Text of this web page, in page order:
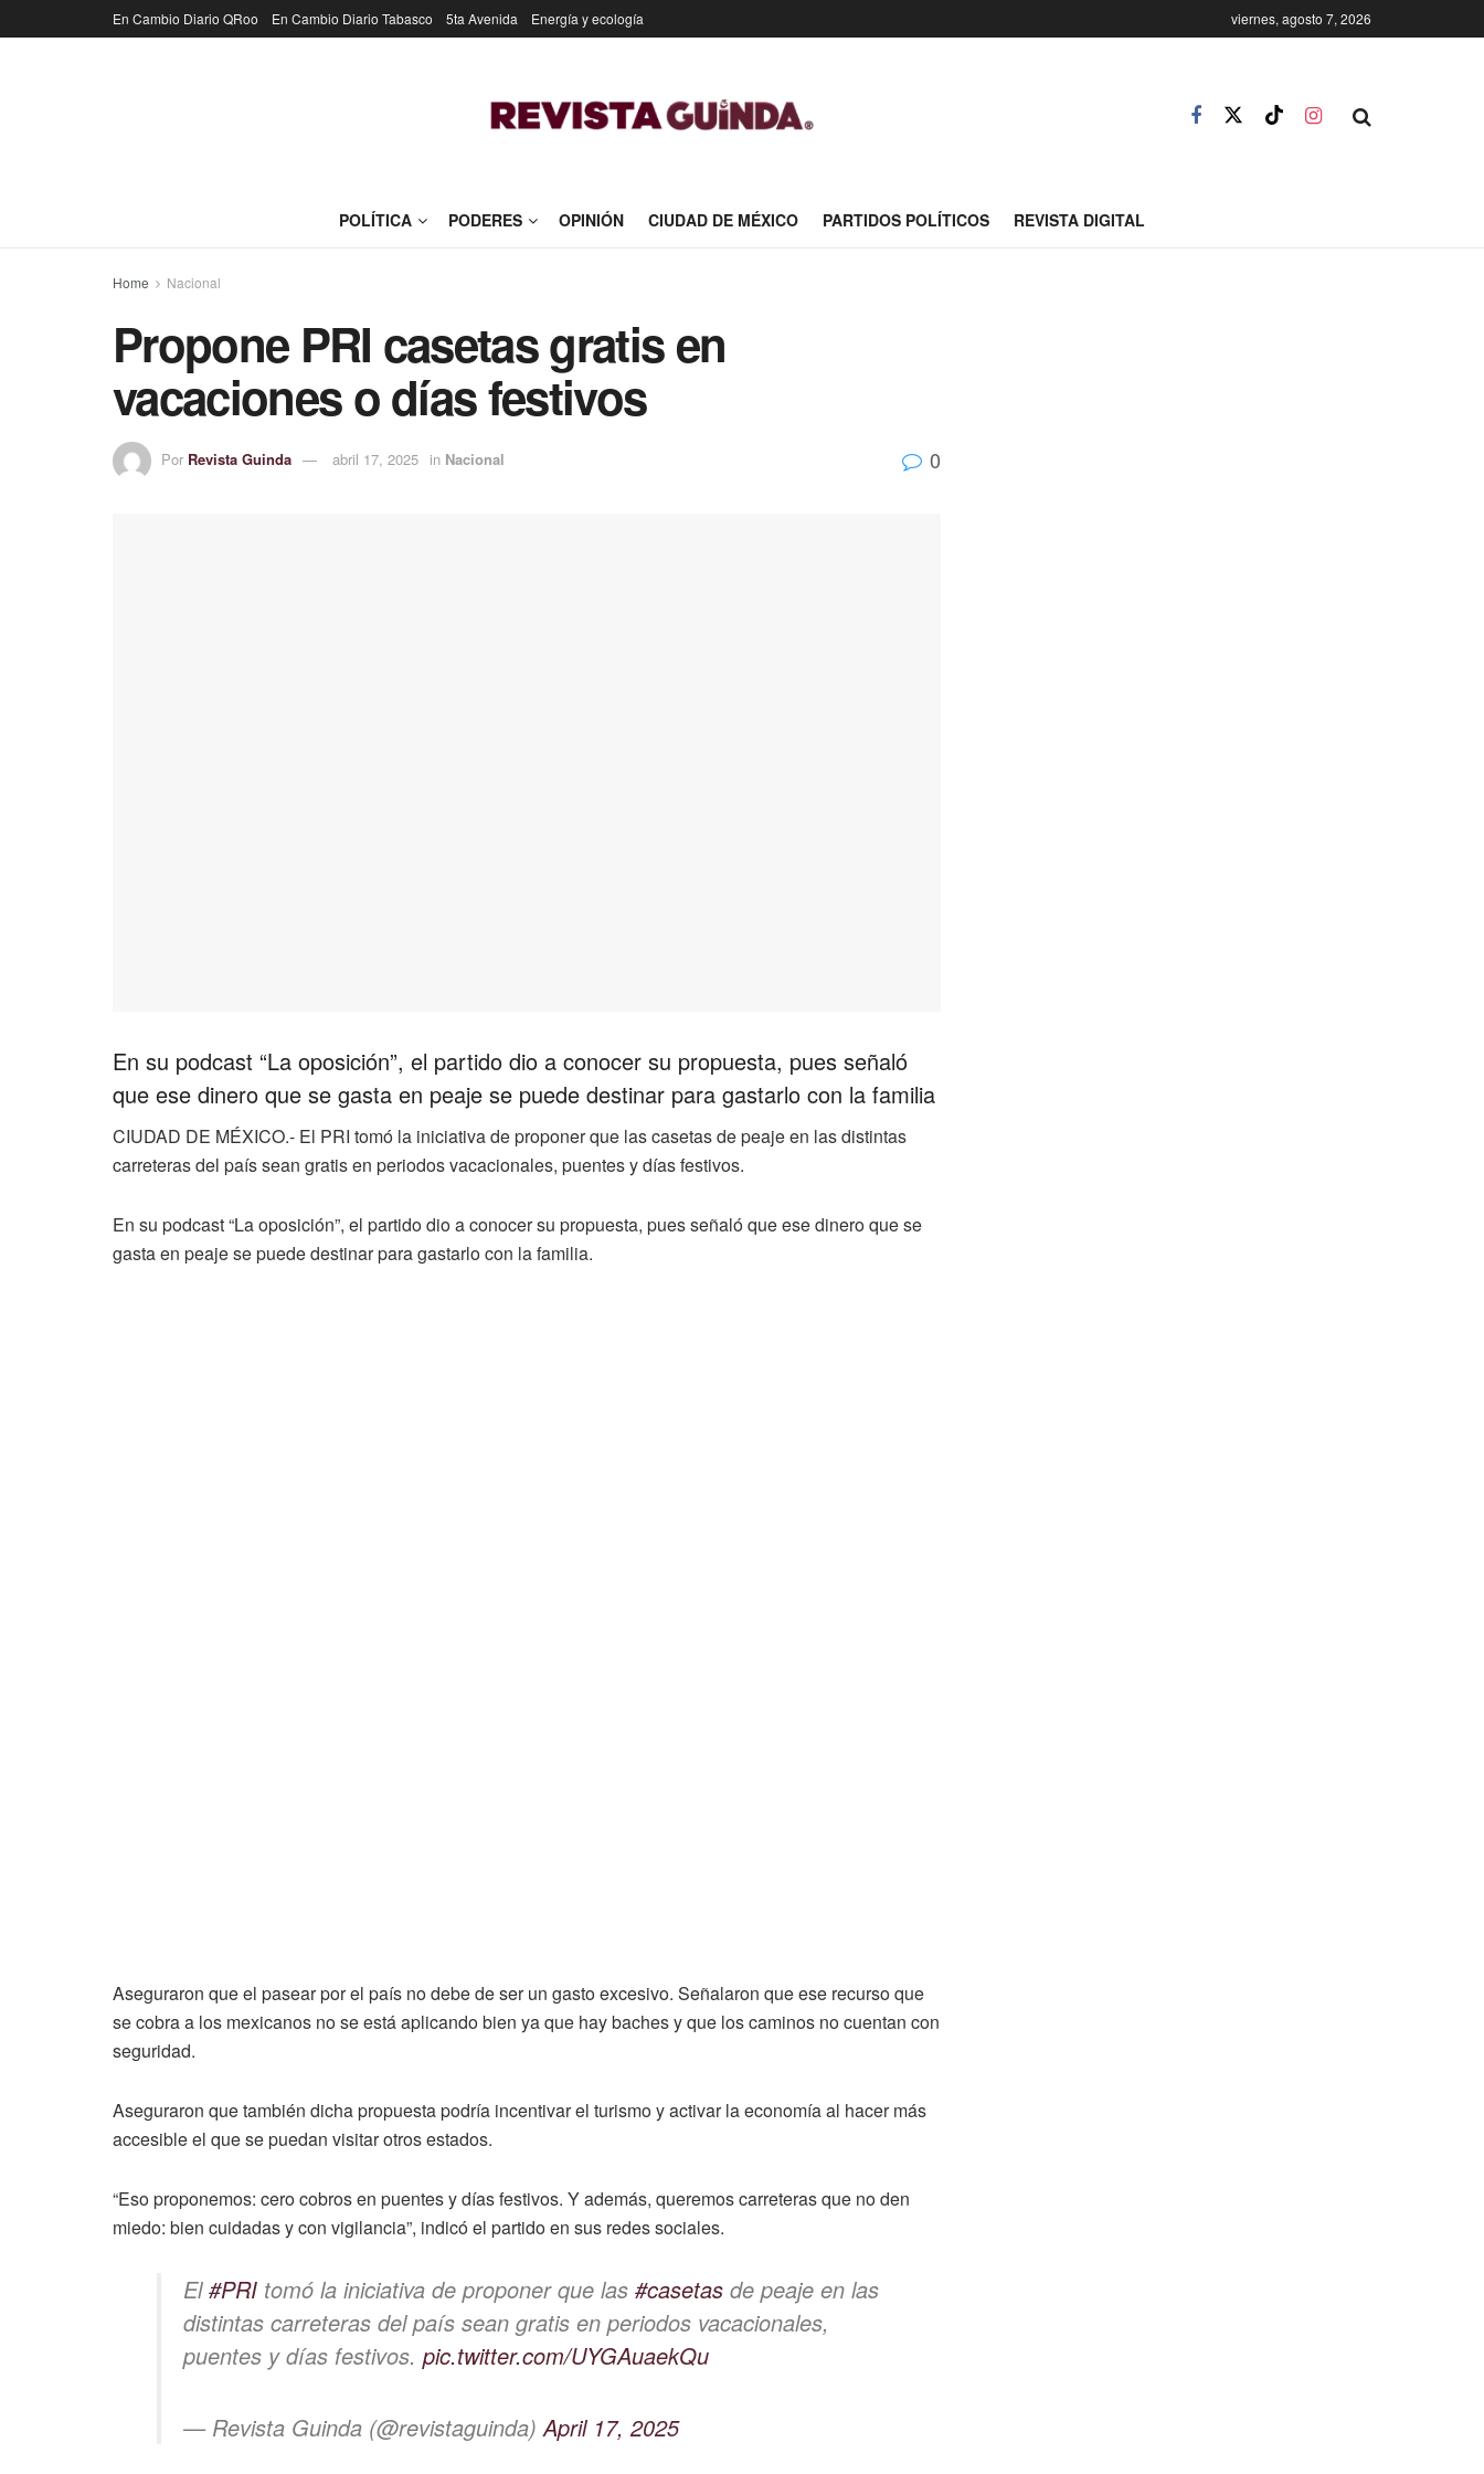
En Cambio Diario QRoo En Cambio Diario Tabasco 5ta Avenida Energía y ecología viernes, agosto 7, 2026
POLÍTICA PODERES OPINIÓN CIUDAD DE MÉXICO PARTIDOS POLÍTICOS REVISTA DIGITAL
Home Nacional
Propone PRI casetas gratis en
vacaciones o días festivos
Por Revista Guinda abril 17, 2025 in Nacional 0
En su podcast “La oposición”, el partido dio a conocer su propuesta, pues señaló
que ese dinero que se gasta en peaje se puede destinar para gastarlo con la familia
CIUDAD DE MÉXICO.- El PRI tomó la iniciativa de proponer que las casetas de peaje en las distintas
carreteras del país sean gratis en periodos vacacionales, puentes y días festivos.
En su podcast “La oposición”, el partido dio a conocer su propuesta, pues señaló que ese dinero que se
gasta en peaje se puede destinar para gastarlo con la familia.
Aseguraron que el pasear por el país no debe de ser un gasto excesivo. Señalaron que ese recurso que
se cobra a los mexicanos no se está aplicando bien ya que hay baches y que los caminos no cuentan con
seguridad.
Aseguraron que también dicha propuesta podría incentivar el turismo y activar la economía al hacer más
accesible el que se puedan visitar otros estados.
“Eso proponemos: cero cobros en puentes y días festivos. Y además, queremos carreteras que no den
miedo: bien cuidadas y con vigilancia”, indicó el partido en sus redes sociales.
El#PRI tomó la iniciativa de proponer que las #casetas de peaje en las
distintas carreteras del país sean gratis en periodos vacacionales,
puentes y días festivos. pic.twitter.com/UYGAuaekQu
— Revista Guinda (@revistaguinda)April 17, 2025